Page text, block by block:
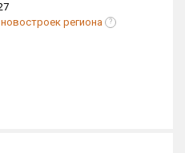
региона ?